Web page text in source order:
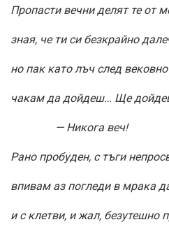
Пропасти вечни делят те от
зная, че ти си безкрайно
но пак като лъч след
чакам да дойдеш… Ще
— Никога веч!
Рано пробуден, с тъги
впивам аз погледи в мрака
и с клетви, и жал, безутешно